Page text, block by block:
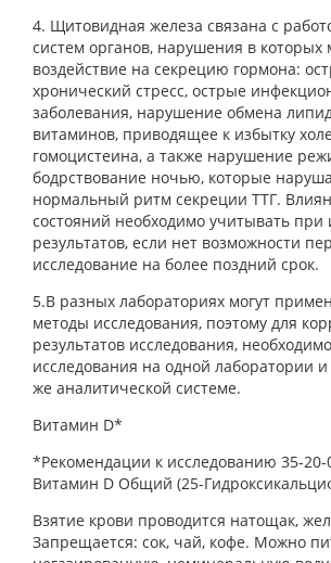
4. Щитовидная железа связана с
систем органов, нарушения в которых
воздействие на секрецию гормона:
хронический стресс, острые
заболевания, нарушение обмена
витаминов, приводящее к избытку
гомоцистеина, а также нарушение
бодрствование ночью, которые
нормальный ритм секреции ТТГ.
состояний необходимо учитывать при
результатов, если нет возможности
исследование на более поздний срок.
5.В разных лабораториях могут
методы исследования, поэтому для
результатов исследования,
исследования на одной лаборатории
же аналитической системе.
Витамин D*
*Рекомендации к исследованию 35-
Витамин D Общий (25-
Взятие крови проводится натощак,
Запрещается: сок, чай, кофе. Можно